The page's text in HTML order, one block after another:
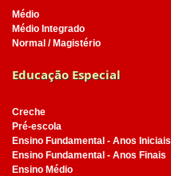
Médio
Médio Integrado
Normal / Magistério
Educação Especial
Creche
Pré-escola
Ensino Fundamental - Anos Iniciais
Ensino Fundamental - Anos Finais
Ensino Médio